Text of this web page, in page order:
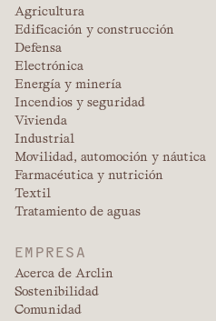
Agricultura
Edificación y construcción
Defensa
Electrónica
Energía y minería
Incendios y seguridad
Vivienda
Industrial
Movilidad, automoción y náutica
Farmacéutica y nutrición
Textil
Tratamiento de aguas
EMPRESA
Acerca de Arclin
Sostenibilidad
Comunidad